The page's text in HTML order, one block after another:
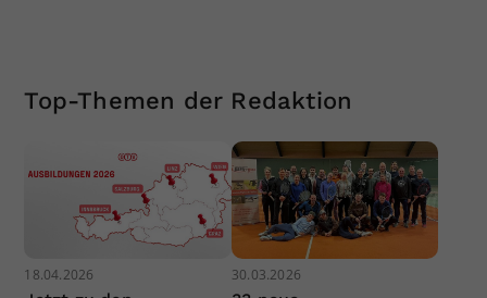
Top-Themen der Redaktion
18.04.2026 30.03.2026